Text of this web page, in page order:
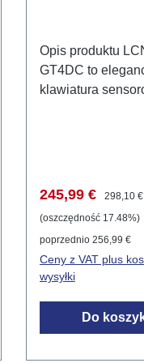
Opis produktu
GT4DC to
klawiatura
TFT w kolorze.
przyjazne dla
sterowanie
aplikacjami
domu. Funkcje i
zastosowania
Pojemnosciowe
powierzchnie
Cena sprzedaży:
245,99 € Cena
298,10 €
(oszczędność 17.48%)
poprzednio 256,99 €
Ceny z VAT plus
wysyłki
Do